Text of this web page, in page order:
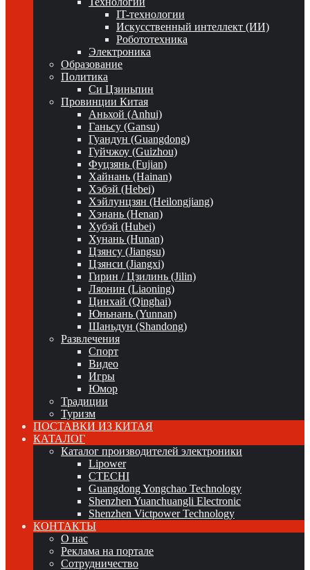
IT-технологии
Искусственный интеллект (ИИ)
Робототехника
Электроника
Образование
Политика
Си Цзиньпин
Провинции Китая
Аньхой (Anhui)
Ганьсу (Gansu)
Гуандун (Guangdong)
Гуйчжоу (Guizhou)
Фуцзянь (Fujian)
Хайнань (Hainan)
Хэбэй (Hebei)
Хэйлунцзян (Heilongjiang)
Хэнань (Henan)
Хубэй (Hubei)
Хунань (Hunan)
Цзянсу (Jiangsu)
Цзянси (Jiangxi)
Гирин / Цзилинь (Jilin)
Ляонин (Liaoning)
Цинхай (Qinghai)
Юньнань (Yunnan)
Шаньдун (Shandong)
Развлечения
Спорт
Видео
Игры
Юмор
Традиции
Туризм
ПОСТАВКИ ИЗ КИТАЯ
КАТАЛОГ
Каталог производителей электроники
Lipower
CTECHI
Guangdong Yongchao Technology
Shenzhen Yuanchuangli Electronic
Shenzhen Victpower Technology
КОНТАКТЫ
О нас
Реклама на портале
Сотрудничество